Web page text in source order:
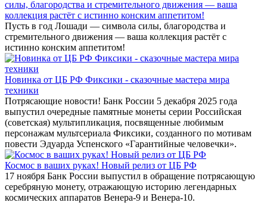
силы, благородства и стремительного движения — ваша
коллекция растёт с истинно конским аппетитом!
Пусть в год Лошади — символа силы, благородства и
стремительного движения — ваша коллекция растёт с
истинно конским аппетитом!
Новинка от ЦБ РФ Фиксики - сказочные мастера мира
техники
Потрясающие новости! Банк России 5 декабря 2025 года
выпустил очередные памятные монеты серии Российская
(советская) мультипликация, посвященные любимым
персонажам мультсериала Фиксики, созданного по мотивам
повести Эдуарда Успенского «Гарантийные человечки».
Космос в ваших руках! Новый релиз от ЦБ РФ
17 ноября Банк России выпустил в обращение потрясающую
серебряную монету, отражающую историю легендарных
космических аппаратов Венера-9 и Венера-10.